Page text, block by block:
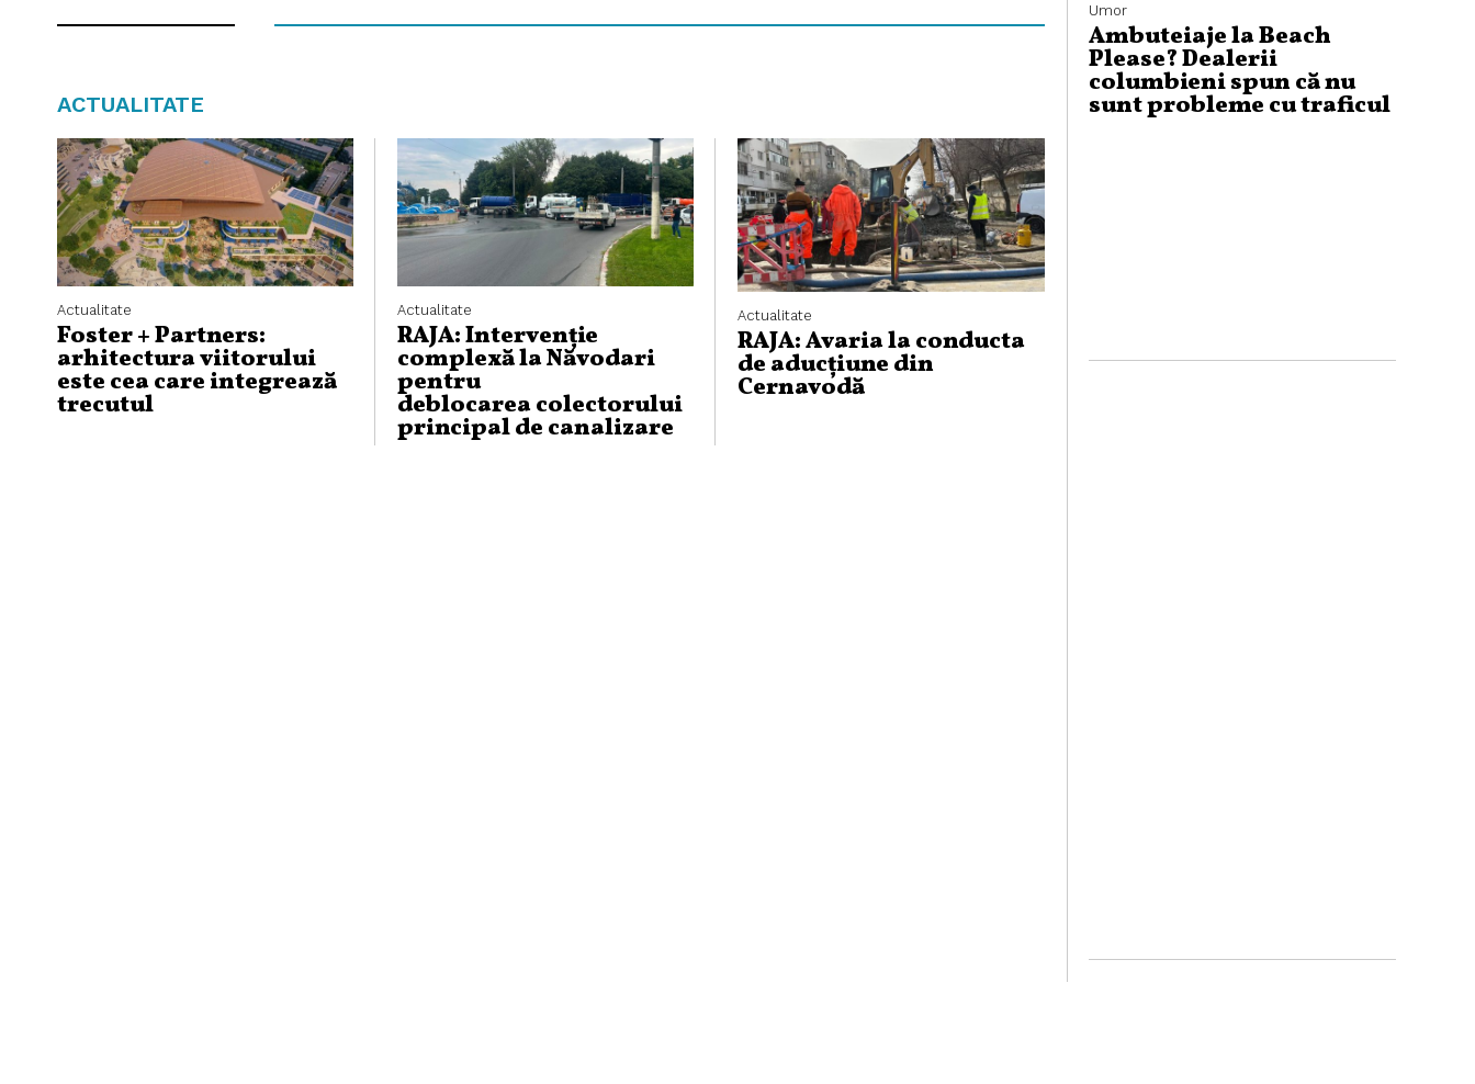
ACTUALITATE
Actualitate
Foster + Partners:
arhitectura viitorului
este cea care integrează
trecutul
Actualitate
RAJA: Intervenție
complexă la Năvodari
pentru
deblocarea colectorului
principal de canalizare
Actualitate
RAJA: Avaria la conducta
de aducțiune din
Cernavodă
Umor
Ambuteiaje la Beach
Please? Dealerii
columbieni spun că nu
sunt probleme cu traficul